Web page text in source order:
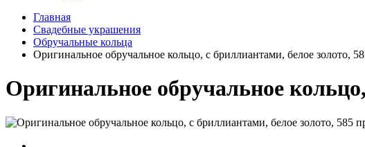
Главная
Свадебные украшения
Обручальные кольца
Оригинальное обручальное кольцо, с бриллиантами, белое золото,
Оригинальное обручальное